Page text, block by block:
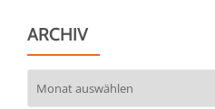
ARCHIV